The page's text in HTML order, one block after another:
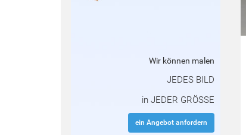
Wir können malen
JEDES BILD
in JEDER GRÖSSE
ein Angebot anfordern